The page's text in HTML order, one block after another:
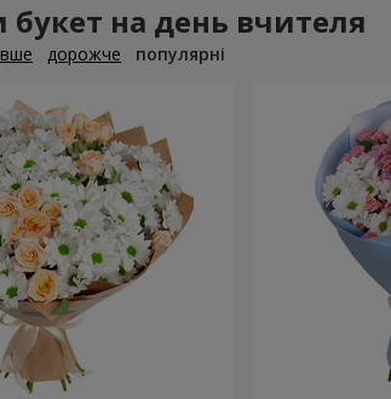
на день вчителя
дорожче популярні